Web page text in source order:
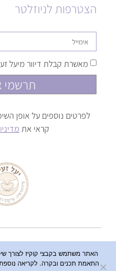
הצטרפות לניוזלטר
מאשרת קבלת דיוור מיעל
תרשמי
לפרטים נוספים על אופן
קראי את
האתר משתמש בקבצי קוקיז לצורך
התאמת תכנים ובקרה. לקריאה